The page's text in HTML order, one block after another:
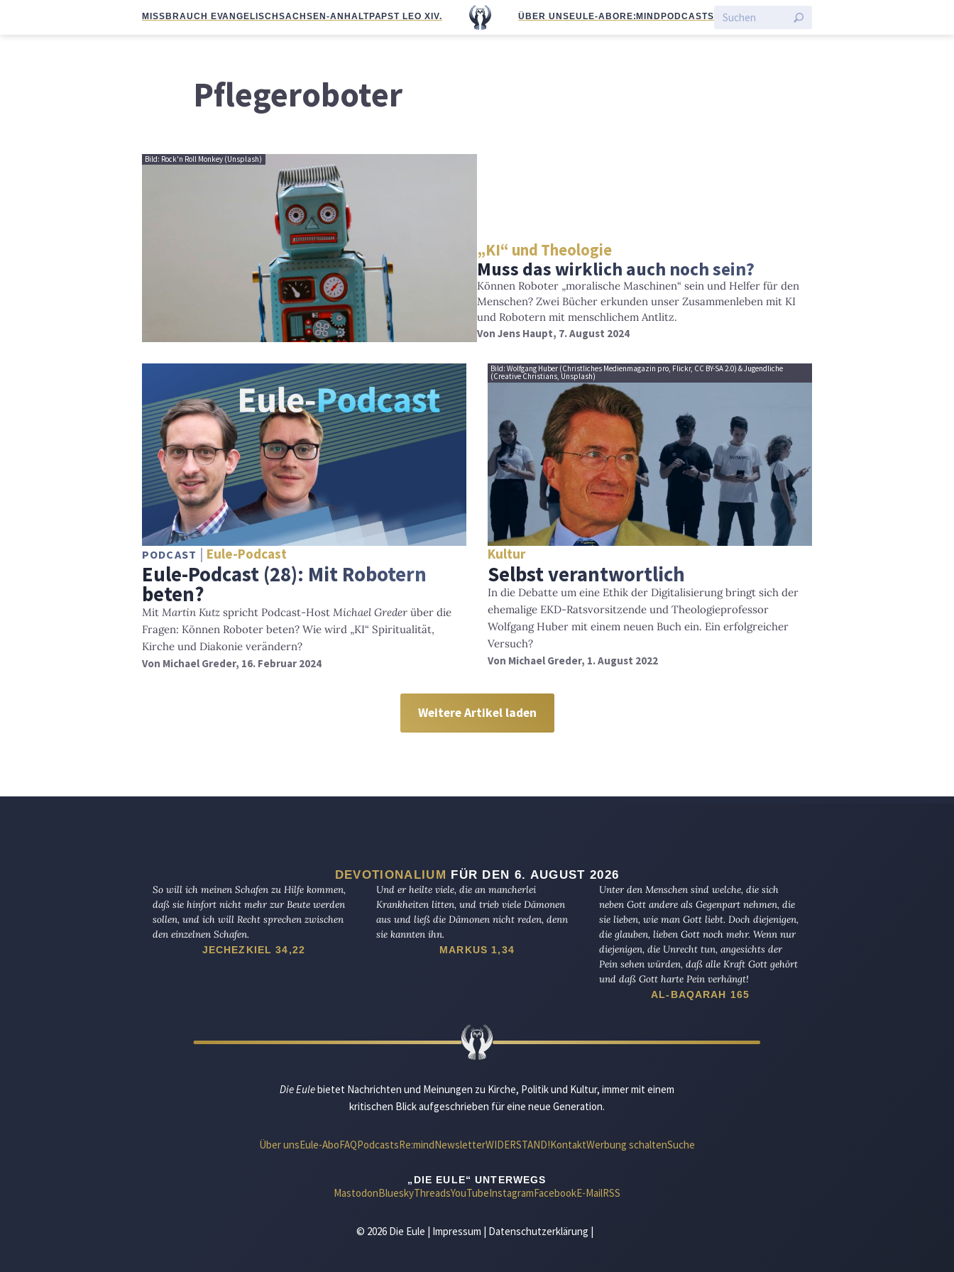
MISSBRAUCH EVANGELISCHSACHSEN-ANHALTPAPST LEO XIV. ÜBER UNS EULE-ABO RE:MIND PODCASTS
Pflegeroboter
Bild: Rock'n Roll Monkey (Unsplash)
„KI“ und Theologie
Muss das wirklich auch noch sein?
Können Roboter „moralische Maschinen“ sein und Helfer für den
Menschen? Zwei Bücher erkunden unser Zusammenleben mit KI
und Robotern mit menschlichem Antlitz.
Von Jens Haupt, 7. August 2024
PODCAST Eule-Podcast
Eule-Podcast (28): Mit Robotern
beten?
Mit Martin Kutz spricht Podcast-Host Michael Greder über die
Fragen: Können Roboter beten? Wie wird „KI“ Spiritualität,
Kirche und Diakonie verändern?
Von Michael Greder, 16. Februar 2024
Bild: Wolfgang Huber (Christliches Medienmagazin pro, Flickr, CC BY-SA 2.0) & Jugendliche
(Creative Christians, Unsplash)
Kultur
Selbst verantwortlich
In die Debatte um eine Ethik der Digitalisierung bringt sich der
ehemalige EKD-Ratsvorsitzende und Theologieprofessor
Wolfgang Huber mit einem neuen Buch ein. Ein erfolgreicher
Versuch?
Von Michael Greder, 1. August 2022
Weitere Artikel laden
DEVOTIONALIUM
FÜR DEN 6. AUGUST 2026
So will ich meinen Schafen zu Hilfe kommen,
daß sie hinfort nicht mehr zur Beute werden
sollen, und ich will Recht sprechen zwischen
den einzelnen Schafen.
JECHEZKIEL 34,22
Und er heilte viele, die an mancherlei
Krankheiten litten, und trieb viele Dämonen
aus und ließ die Dämonen nicht reden, denn
sie kannten ihn.
MARKUS 1,34
Unter den Menschen sind welche, die sich
neben Gott andere als Gegenpart nehmen, die
sie lieben, wie man Gott liebt. Doch diejenigen,
die glauben, lieben Gott noch mehr. Wenn nur
diejenigen, die Unrecht tun, angesichts der
Pein sehen würden, daß alle Kraft Gott gehört
und daß Gott harte Pein verhängt!
AL-BAQARAH 165
Die Eulebietet Nachrichten und Meinungen zu Kirche, Politik und Kultur, immer mit einem
kritischen Blick aufgeschrieben für eine neue Generation.
Über unsEule-AboFAQPodcastsRe:mindNewsletterWIDERSTAND!KontaktWerbung schaltenSuche
„DIE EULE“ UNTERWEGS
MastodonBlueskyThreadsYouTubeInstagramFacebookE-MailRSS
© 2026 Die Eule | Impressum Datenschutzerklärung